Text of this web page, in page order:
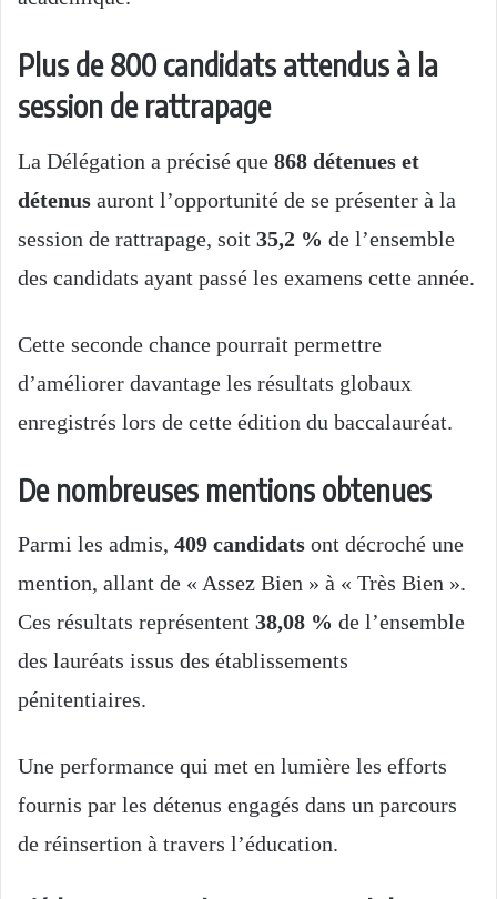
Plus de 800 candidats attendus à la
session de rattrapage
La Délégation a précisé que 868 détenues et
détenus auront l’opportunité de se présenter à la
session de rattrapage, soit 35,2 % de l’ensemble
des candidats ayant passé les examens cette année.
Cette seconde chance pourrait permettre
d’améliorer davantage les résultats globaux
enregistrés lors de cette édition du baccalauréat.
De nombreuses mentions obtenues
Parmi les admis, 409 candidats ont décroché une
mention, allant de « Assez Bien » à « Très Bien ».
Ces résultats représentent 38,08 % de l’ensemble
des lauréats issus des établissements
pénitentiaires.
Une performance qui met en lumière les efforts
fournis par les détenus engagés dans un parcours
de réinsertion à travers l’éducation.